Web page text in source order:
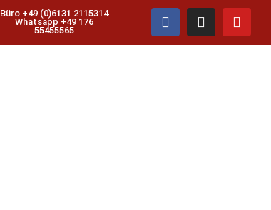
Büro +49 (0)6131 2115314
Whatsapp +49 176
55455565